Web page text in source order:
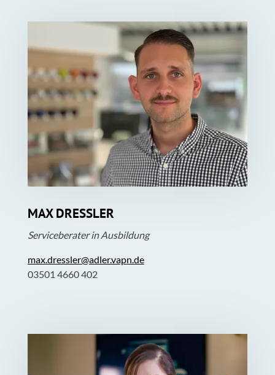
MAX DRESSLER
Serviceberater in Ausbildung
max.dressler@adler.vapn.de
03501 4660 402